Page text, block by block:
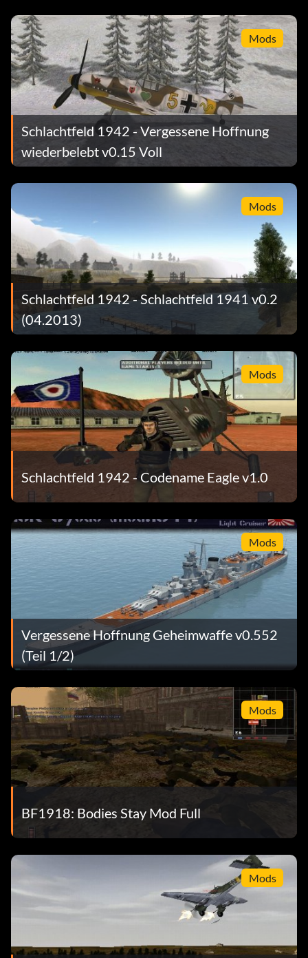
Mods
Schlachtfeld 1942 - Vergessene Hoffnung
wiederbelebt v0.15 Voll
Mods
Schlachtfeld 1942 - Schlachtfeld 1941 v0.2
(04.2013)
Mods
Schlachtfeld 1942 - Codename Eagle v1.0
Mods
Vergessene Hoffnung Geheimwaffe v0.552
(Teil 1/2)
Mods
BF1918: Bodies Stay Mod Full
Mods